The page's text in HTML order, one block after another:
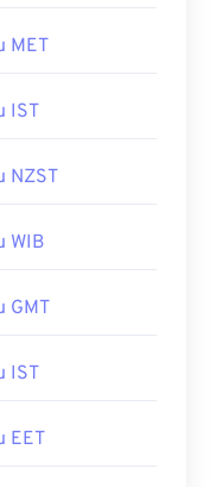
MET
IST
NZST
WIB
GMT
IST
EET